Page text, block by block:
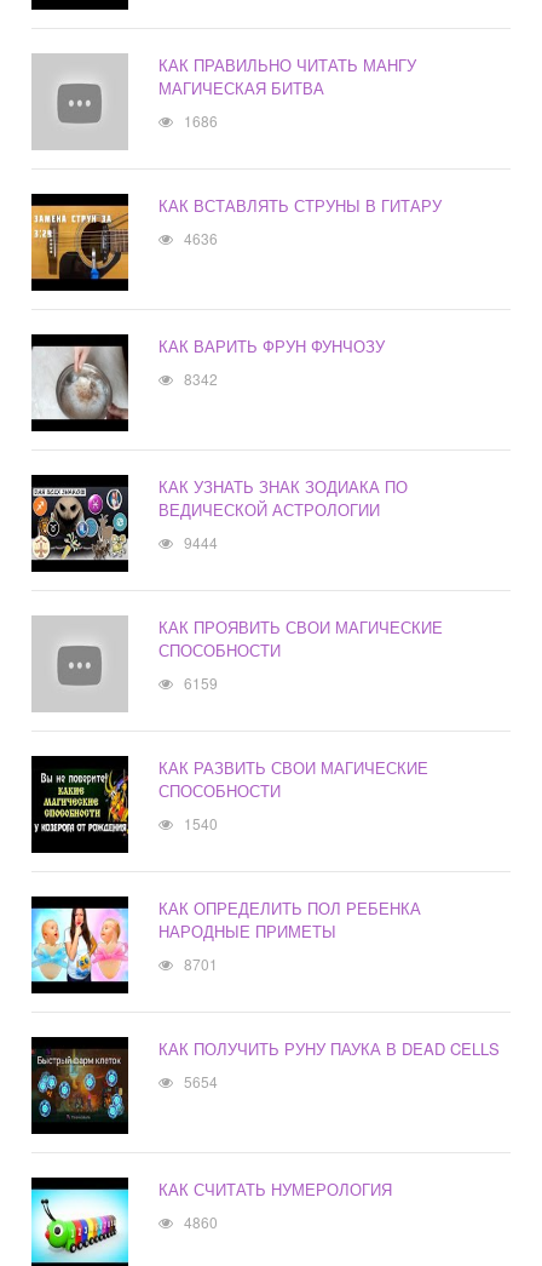
КАК ПРАВИЛЬНО ЧИТАТЬ МАНГУ
МАГИЧЕСКАЯ БИТВА
1686
КАК ВСТАВЛЯТЬ СТРУНЫ В ГИТАРУ
4636
КАК ВАРИТЬ ФРУН ФУНЧОЗУ
8342
КАК УЗНАТЬ ЗНАК ЗОДИАКА ПО
ВЕДИЧЕСКОЙ АСТРОЛОГИИ
9444
КАК ПРОЯВИТЬ СВОИ МАГИЧЕСКИЕ
СПОСОБНОСТИ
6159
КАК РАЗВИТЬ СВОИ МАГИЧЕСКИЕ
СПОСОБНОСТИ
1540
КАК ОПРЕДЕЛИТЬ ПОЛ РЕБЕНКА
НАРОДНЫЕ ПРИМЕТЫ
8701
КАК ПОЛУЧИТЬ РУНУ ПАУКА В DEAD CELLS
5654
КАК СЧИТАТЬ НУМЕРОЛОГИЯ
4860